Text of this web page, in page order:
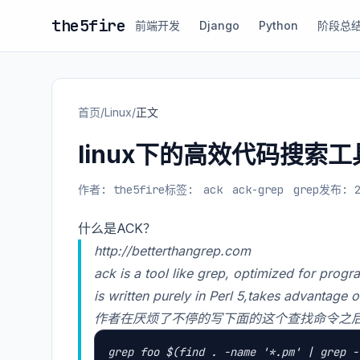
the5fire 前端开发 Django Python 阶段总
首页/Linux/正文
linux下的高效代码搜索
作者: the5fire标签: ack ack-grep grep发布:
什么是ACK？
http://betterthangrep.com
ack is a tool like grep, optimized for
is written purely in Perl 5,takes advantage
作者在厌烦了不停的写下面的这个查找命令之